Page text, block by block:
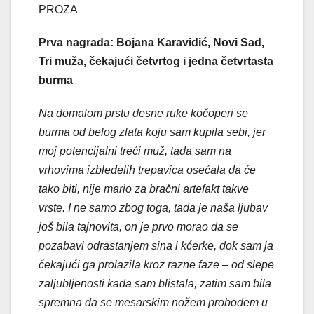
PROZA
Prva nagrada: Bojana Karavidić, Novi Sad,
Tri muža, čekajući četvrtog i jedna četvrtasta
burma
Na domalom prstu desne ruke kočoperi se
burma od belog zlata koju sam kupila sebi, jer
moj potencijalni treći muž, tada sam na
vrhovima izbledelih trepavica osećala da će
tako biti, nije mario za bračni artefakt takve
vrste. I ne samo zbog toga, tada je naša ljubav
još bila tajnovita, on je prvo morao da se
pozabavi odrastanjem sina i kćerke, dok sam ja
čekajući ga prolazila kroz razne faze – od slepe
zaljubljenosti kada sam blistala, zatim sam bila
spremna da se mesarskim nožem probodem u